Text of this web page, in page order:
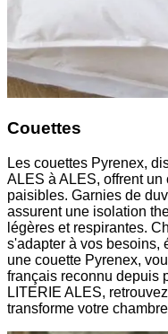
Couettes
Les couettes Pyrenex,
ALES à ALES, offrent
paisibles. Garnies de
assurent une isolation
légères et respirantes.
s'adapter à vos besoins,
une couette Pyrenex,
français reconnu depuis
LITERIE ALES,
transforme votre